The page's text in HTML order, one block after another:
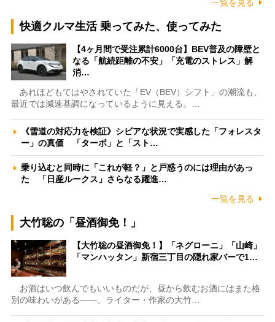
一覧を見る
快適クルマ生活 乗ってみた、使ってみた
【4ヶ月間で受注累計6000台】BEV普及の障壁と
なる「航続距離の不安」「充電のストレス」解
消…
あれほどもてはやされていた「EV（BEV）シフト」の潮流も、
最近では減速基調になっているように見える。…
《雪道の対応力を検証》シビアな状況で実感した「フォレスタ
ー」の真価 「ターボ」と「スト…
乗り込むと同時に「これが軽？」と戸惑うのには理由があっ
た 「日産ルークス」さらなる躍進…
一覧を見る
大竹聡の「昼酒御免！」
【大竹聡の昼酒御免！】「ネグローニ」「山崎」
「マンハッタン」新宿三丁目の隠れ家バーで1…
お酒はいつ飲んでもいいものだが、昼から飲むお酒にはまた格
別の味わいがある――。ライター・作家の大竹…